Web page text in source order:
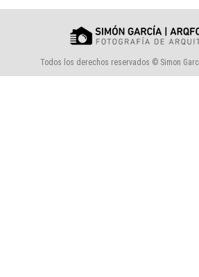
Todos los derechos reservados © Simon